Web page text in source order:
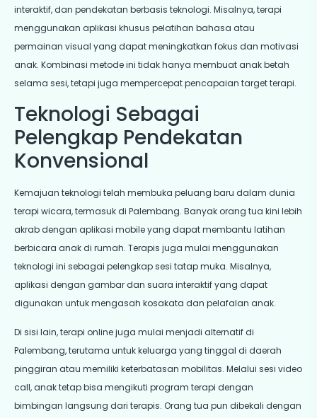
interaktif, dan pendekatan berbasis teknologi. Misalnya, terapi
menggunakan aplikasi khusus pelatihan bahasa atau
permainan visual yang dapat meningkatkan fokus dan motivasi
anak. Kombinasi metode ini tidak hanya membuat anak betah
selama sesi, tetapi juga mempercepat pencapaian target terapi.
Teknologi Sebagai
Pelengkap Pendekatan
Konvensional
Kemajuan teknologi telah membuka peluang baru dalam dunia
terapi wicara, termasuk di Palembang. Banyak orang tua kini lebih
akrab dengan aplikasi mobile yang dapat membantu latihan
berbicara anak di rumah. Terapis juga mulai menggunakan
teknologi ini sebagai pelengkap sesi tatap muka. Misalnya,
aplikasi dengan gambar dan suara interaktif yang dapat
digunakan untuk mengasah kosakata dan pelafalan anak.
Di sisi lain, terapi online juga mulai menjadi alternatif di
Palembang, terutama untuk keluarga yang tinggal di daerah
pinggiran atau memiliki keterbatasan mobilitas. Melalui sesi video
call, anak tetap bisa mengikuti program terapi dengan
bimbingan langsung dari terapis. Orang tua pun dibekali dengan